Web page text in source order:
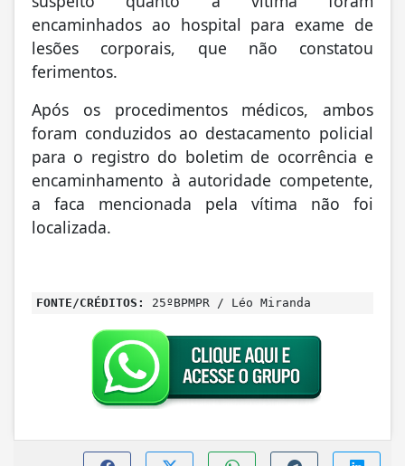
encaminhados ao hospital para exame de
lesões corporais, que não constatou
ferimentos.
Após os procedimentos médicos, ambos
foram conduzidos ao destacamento policial
para o registro do boletim de ocorrência e
encaminhamento à autoridade competente,
a faca mencionada pela vítima não foi
localizada.
FONTE/CRÉDITOS: 25ºBPMPR / Léo Miranda